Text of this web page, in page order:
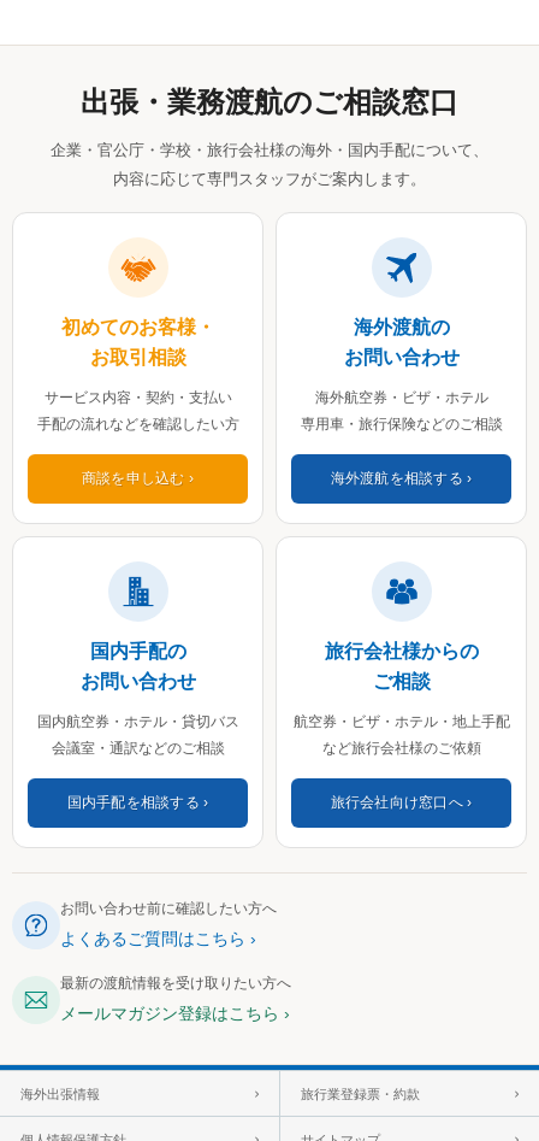
出張・業務渡航のご相談窓口
企業・官公庁・学校・旅行会社様の海外・国内手配について、
内容に応じて専門スタッフがご案内します。
初めてのお客様・
お取引相談
サービス内容・契約・支払い
手配の流れなどを確認したい方
商談を申し込む
海外渡航の
お問い合わせ
海外航空券・ビザ・ホテル
専用車・旅行保険などのご相談
海外渡航を相談する
国内手配の
お問い合わせ
国内航空券・ホテル・貸切バス
会議室・通訳などのご相談
国内手配を相談する
旅行会社様からの
ご相談
航空券・ビザ・ホテル・地上手配
など旅行会社様のご依頼
旅行会社向け窓口へ
お問い合わせ前に確認したい方へ
よくあるご質問はこちら
最新の渡航情報を受け取りたい方へ
メールマガジン登録はこちら
海外出張情報 旅行業登録票・約款